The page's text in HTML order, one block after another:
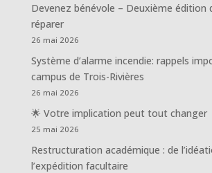
Devenez bénévole – Deuxième édition
réparer
26 mai 2026
Système d’alarme incendie: rappels
campus de Trois-Rivières
26 mai 2026
🌟 Votre implication peut tout changer
25 mai 2026
Restructuration académique : de
l’expédition facultaire